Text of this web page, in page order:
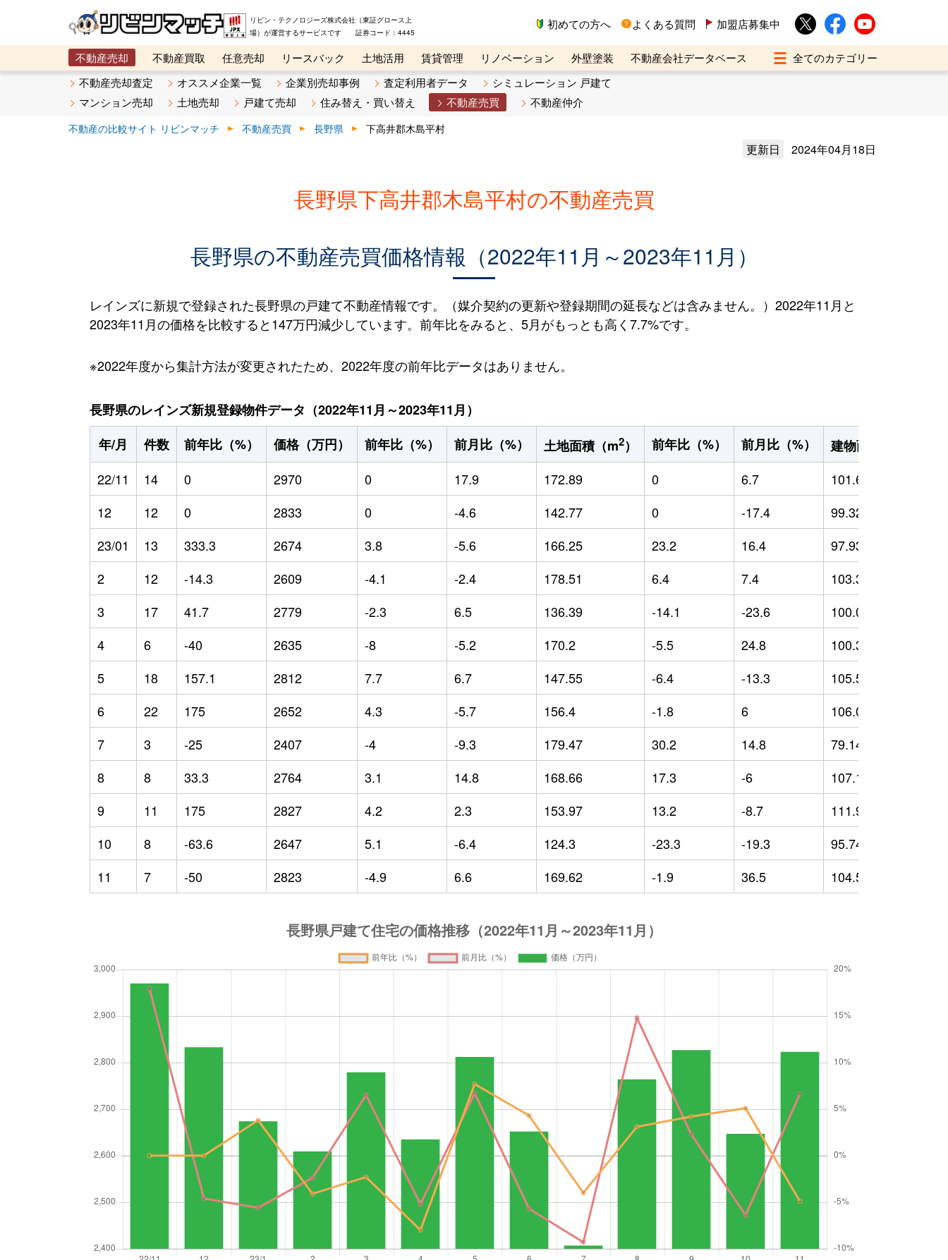
リビン・テクノロジーズ株式会社（東証グロース上
場）が運営するサービスです 証券コード：4445
初めての方へ よくある質問 加盟店募集中
不動産売却 不動産買取 任意売却 リースバック 土地活用 賃貸管理 リノベーション 外壁塗装
不動産会社データベース
メタ住宅展示場
ベスト不動産カンパニー オンライン講座 リビンマガジンBiz 不動産売却ご相談デスク
不動産売却査定 オススメ企業一覧 企業別売却事例 査定利用者データ
シミュレーション 戸建て
マンション売却
土地売却 戸建て売却 住み替え・買い替え 不動産売買 不動産仲介
不動産の比較サイト リビンマッチ 不動産売買 長野県 下高井郡木島平村
更新日 2024年04月18日
長野県下高井郡木島平村の不動産売買
長野県の不動産売買価格情報（2022年11月～2023年11月）
レインズに新規で登録された長野県の戸建て不動産情報です。（媒介契約の更新や登録期間の延長などは含みません。）2022年11月と
2023年11月の価格を比較すると147万円減少しています。前年比をみると、5月がもっとも高く7.7%です。
※2022年度から集計方法が変更されたため、2022年度の前年比データはありません。
長野県のレインズ新規登録物件データ（2022年11月～2023年11月）
年/月
件数 前年比（%） 価格（万円） 前年比（%） 前月比（%） 土地面積（m2） 前年比（%） 前月比（%） 建物面積（m
22/11
14 0 2970 0 17.9 172.89 0 6.7 101.66
12
12 0 2833 0 -4.6 142.77 0 -17.4 99.32
23/01
13 333.3 2674 3.8 -5.6 166.25 23.2 16.4 97.93
2
12 -14.3 2609 -4.1 -2.4 178.51 6.4 7.4 103.37
3
17 41.7 2779 -2.3 6.5 136.39 -14.1 -23.6 100.06
4
6 -40 2635 -8 -5.2 170.2 -5.5 24.8 100.36
5
18 157.1 2812 7.7 6.7 147.55 -6.4 -13.3 105.54
6
22 175 2652 4.3 -5.7 156.4 -1.8 6 106.01
7
3 -25 2407 -4 -9.3 179.47 30.2 14.8 79.14
8
8 33.3 2764 3.1 14.8 168.66 17.3 -6 107.18
9
11 175 2827 4.2 2.3 153.97 13.2 -8.7 111.96
10
8 -63.6 2647 5.1 -6.4 124.3 -23.3 -19.3 95.74
11
7 -50 2823 -4.9 6.6 169.62 -1.9 36.5 104.59